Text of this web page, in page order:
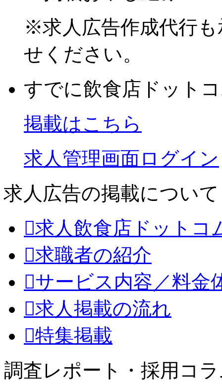
※求人広告作成代行
せください。
すでに飲食店ドット
掲載はこちら
求人管理画面ログイン
求人広告の掲載について
求人飲食店ドットコ
求職者の紹介
サービス内容／料金
求人掲載の流れ
特集掲載
調査レポート・採用コ